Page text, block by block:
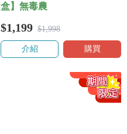
盒】無毒農
$1,199 $1,998
介紹 購買